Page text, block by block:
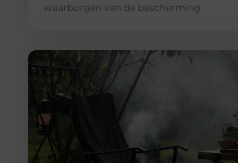
waarborgen van de bescherming